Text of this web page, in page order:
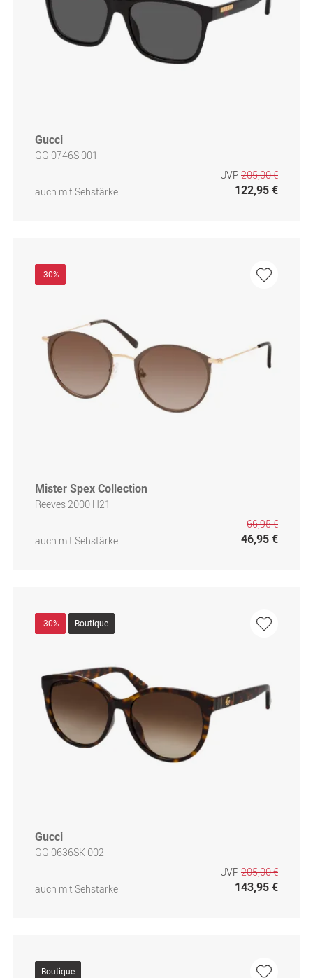
Gucci
GG 0746S 001
auch mit Sehstärke
UVP 205,00 €
122,95 €
-30%
Mister Spex Collection
Reeves 2000 H21
auch mit Sehstärke
66,95 €
46,95 €
-30% Boutique
Gucci
GG 0636SK 002
auch mit Sehstärke
UVP 205,00 €
143,95 €
Boutique